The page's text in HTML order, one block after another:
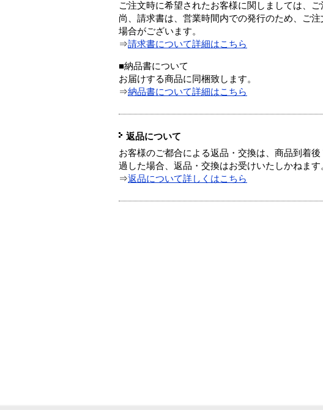
ご注文時に希望されたお客様に関しましては、ご
尚、請求書は、営業時間内での発行のため、ご
場合がございます。
⇒請求書について詳細はこちら
■納品書について
お届けする商品に同梱致します。
⇒納品書について詳細はこちら
返品について
お客様のご都合による返品・交換は、商品到着
過した場合、返品・交換はお受けいたしかねます
⇒返品について詳しくはこちら